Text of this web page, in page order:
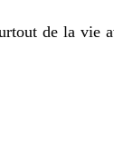
de la vie